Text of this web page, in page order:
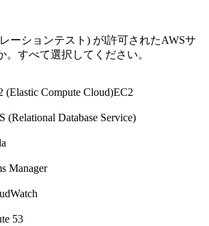
ーションテスト) がl許可されたAWSサ
。すべて選択してください。
Compute Cloud)EC2
Database Service)
Manager
53